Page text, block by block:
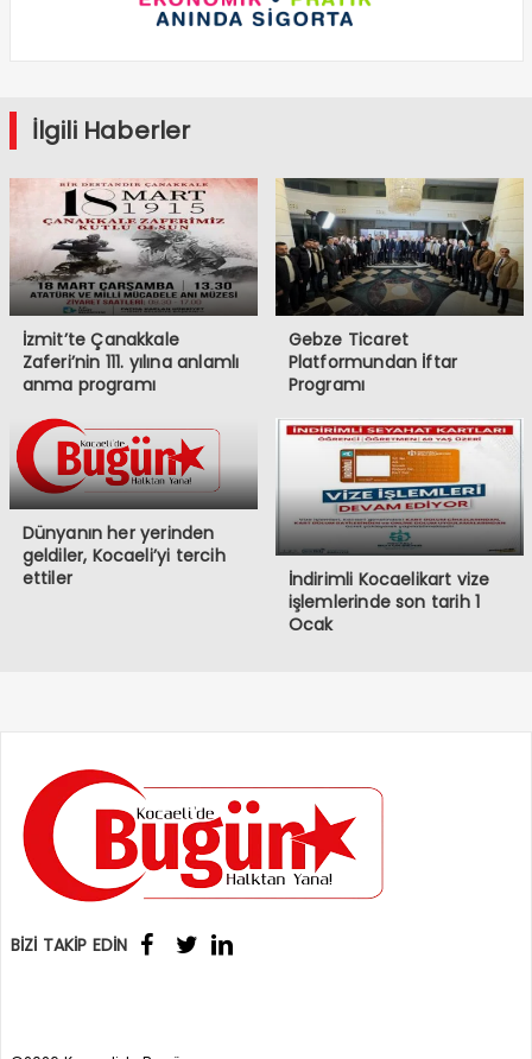
İlgili Haberler
İzmit’te Çanakkale
Zaferi’nin 111. yılına anlamlı
anma programı
Gebze Ticaret
Platformundan İftar
Programı
Dünyanın her yerinden
geldiler, Kocaeli’yi tercih
ettiler
İndirimli Kocaelikart vize
işlemlerinde son tarih 1
Ocak
BİZİ TAKİP EDİN